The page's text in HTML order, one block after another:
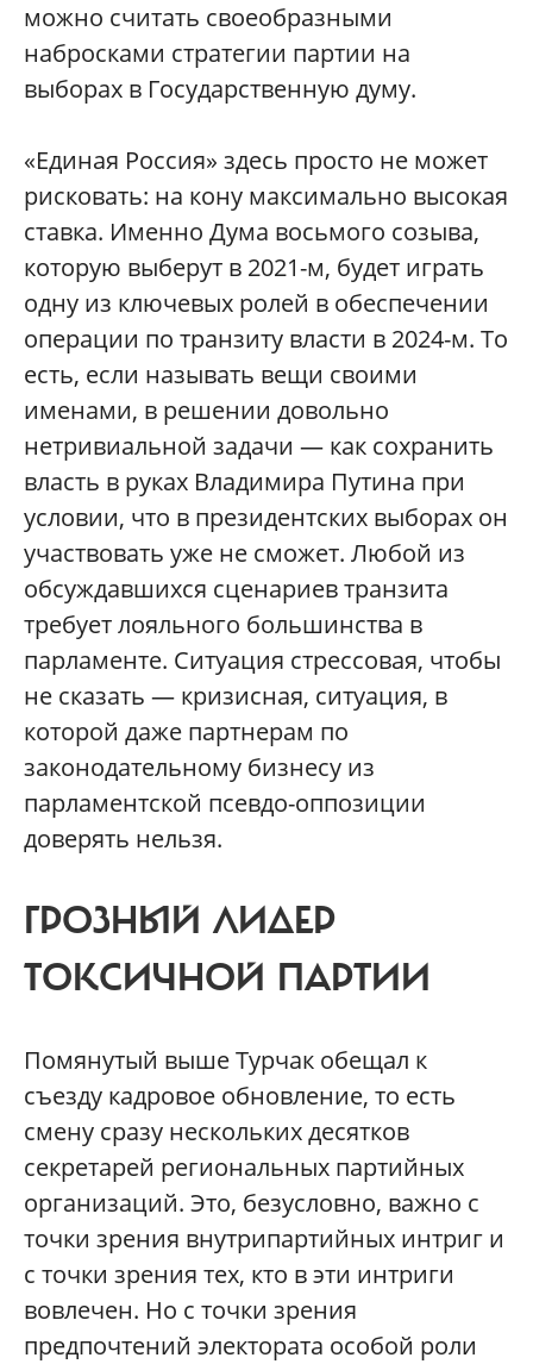
можно считать своеобразными
набросками стратегии партии на
выборах в Государственную думу.
«Единая Россия» здесь просто не может
рисковать: на кону максимально высокая
ставка. Именно Дума восьмого созыва,
которую выберут в 2021-м, будет играть
одну из ключевых ролей в обеспечении
операции по транзиту власти в 2024-м. То
есть, если называть вещи своими
именами, в решении довольно
нетривиальной задачи — как сохранить
власть в руках Владимира Путина при
условии, что в президентских выборах он
участвовать уже не сможет. Любой из
обсуждавшихся сценариев транзита
требует лояльного большинства в
парламенте. Ситуация стрессовая, чтобы
не сказать — кризисная, ситуация, в
которой даже партнерам по
законодательному бизнесу из
парламентской псевдо-оппозиции
доверять нельзя.
ГРОЗНЫЙ ЛИДЕР
ТОКСИЧНОЙ ПАРТИИ
Помянутый выше Турчак обещал к
съезду кадровое обновление, то есть
смену сразу нескольких десятков
секретарей региональных партийных
организаций. Это, безусловно, важно с
точки зрения внутрипартийных интриг и
с точки зрения тех, кто в эти интриги
вовлечен. Но с точки зрения
предпочтений электората особой роли